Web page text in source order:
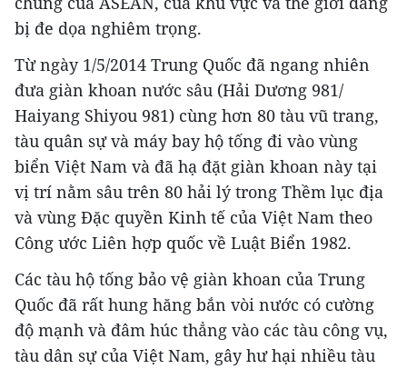
bị đe dọa nghiêm trọng.
Từ ngày 1/5/2014 Trung Quốc đã ngang nhiên
đưa giàn khoan nước sâu (Hải Dương 981/
Haiyang Shiyou 981) cùng hơn 80 tàu vũ trang,
tàu quân sự và máy bay hộ tống đi vào vùng
biển Việt Nam và đã hạ đặt giàn khoan này tại
vị trí nằm sâu trên 80 hải lý trong Thềm lục địa
và vùng Đặc quyền Kinh tế của Việt Nam theo
Công ước Liên hợp quốc về Luật Biển 1982.
Các tàu hộ tống bảo vệ giàn khoan của Trung
Quốc đã rất hung hăng bắn vòi nước có cường
độ mạnh và đâm húc thẳng vào các tàu công vụ,
tàu dân sự của Việt Nam, gây hư hại nhiều tàu